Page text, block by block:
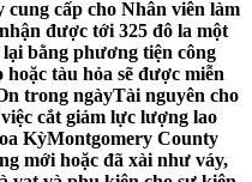
cấp cho Nhân viên làm
được tới 325 đô la một
bằng phương tiện công
tàu hỏa sẽ được miễn
trong ngàyTài nguyên cho
cắt giảm lực lượng lao
KỳMontgomery County
mới hoặc đã xài như váy,